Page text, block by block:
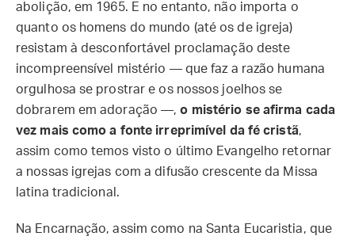
abolição, em 1965. E no entanto, não importa o
quanto os homens do mundo (até os de igreja)
resistam à desconfortável proclamação deste
incompreensível mistério — que faz a razão humana
orgulhosa se prostrar e os nossos joelhos se
dobrarem em adoração —,o mistério se afirma cada
vez mais como a fonte irreprimível da fé cristã,
assim como temos visto o último Evangelho retornar
a nossas igrejas com a difusão crescente da Missa
latina tradicional.
Na Encarnação, assim como na Santa Eucaristia, que